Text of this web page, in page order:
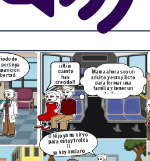
¡¡Hijo
cuanto
has
crecido!!
de
Mama ahora soy un
adulto y estoy listo
para formar una
familia y tener un
trabajo
¡¡ Hijo ya no sirvo
para estoy trotes
¡¡
ya soy anciano